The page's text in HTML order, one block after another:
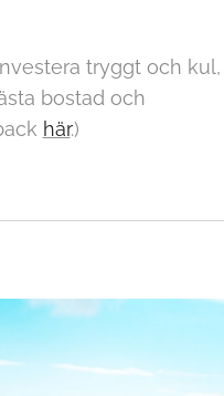
tryggt och kul,
bostad och
här.)